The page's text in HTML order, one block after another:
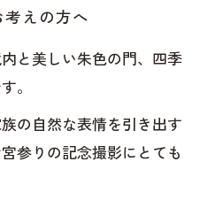
えの方へ
と美しい朱色の門、四季
。
の自然な表情を引き出す
参りの記念撮影にとても